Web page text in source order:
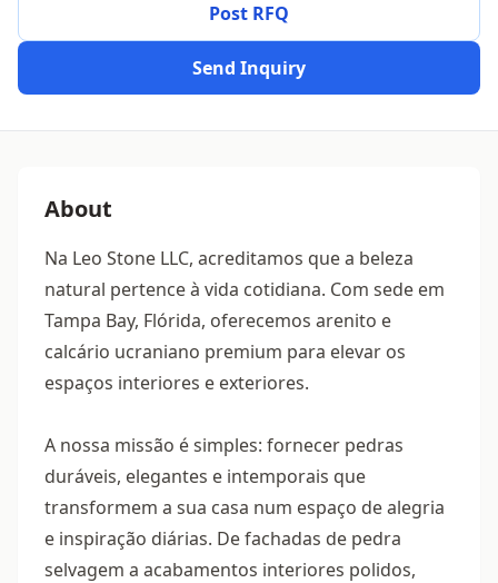
Post RFQ
Send Inquiry
About
Na Leo Stone LLC, acreditamos que a beleza
natural pertence à vida cotidiana. Com sede em
Tampa Bay, Flórida, oferecemos arenito e
calcário ucraniano premium para elevar os
espaços interiores e exteriores.
A nossa missão é simples: fornecer pedras
duráveis, elegantes e intemporais que
transformem a sua casa num espaço de alegria
e inspiração diárias. De fachadas de pedra
selvagem a acabamentos interiores polidos,